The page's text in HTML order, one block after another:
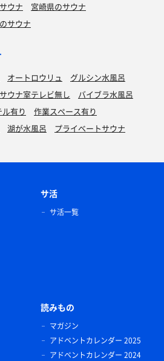
ウナ
宮崎県のサウナ
サウナ
オートロウリュ
グルシン水風呂
サウナ室テレビ無し
バイブラ水風呂
有り
作業スペース有り
湖が水風呂 プライベートサウナ
サ活
サ活一覧
読みもの
マガジン
アドベントカレンダー 2025
アドベントカレンダー 2024